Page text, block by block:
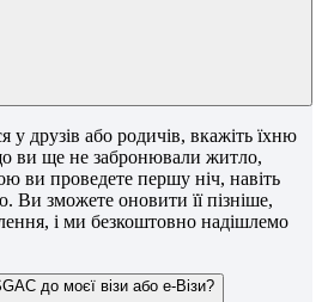
друзів або родичів, вкажіть їхню
ви ще не забронювали житло,
ви проведете першу ніч, навіть
Ви зможете оновити її пізніше,
і ми безкоштовно надішлемо
до моєї візи або е-Візи?